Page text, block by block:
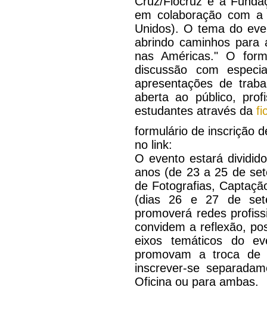
em colaboração com a
Unidos). O tema do
abrindo caminhos para
nas Américas." O
discussão com
apresentações de
aberta ao público,
estudantes através da
formulário de inscrição
no link:
O evento estará
anos (de 23 a 25 de
de Fotografias,
(dias 26 e 27 de
promoverá redes
convidem a reflexão,
eixos temáticos do
promovam a troca de
inscrever-se
Oficina ou para ambas.